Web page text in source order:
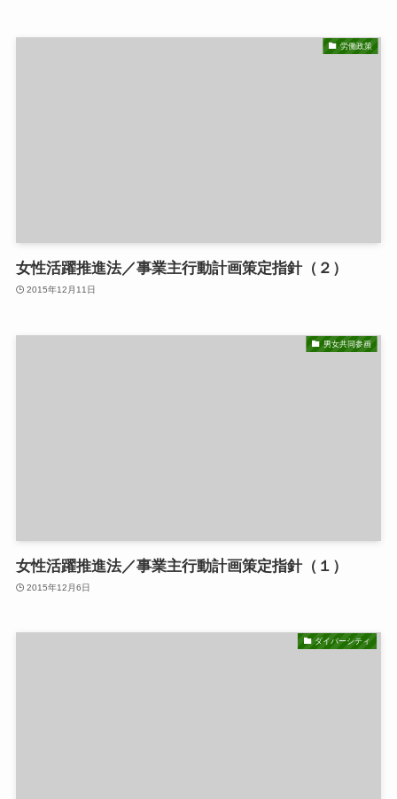
労働政策
女性活躍推進法／事業主行動計画策定指針（２）
2015年12月11日
男女共同参画
女性活躍推進法／事業主行動計画策定指針（１）
2015年12月6日
ダイバーシティ